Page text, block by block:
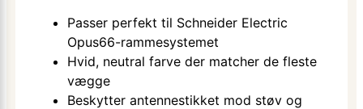
Passer perfekt til Schneider Electric
Opus66-rammesystemet
Hvid, neutral farve der matcher de fleste
vægge
Beskytter antennestikket mod støv og